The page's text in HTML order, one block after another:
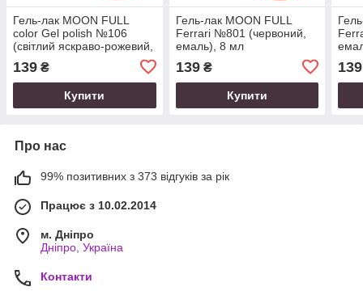
Гель-лак MOON FULL
color Gel polish №106
(світлий яскраво-рожевий,
139 ₴
Купити
Гель-лак MOON FULL
Ferrari №801 (червоний,
емаль), 8 мл
139₴
Купити
139
Про нас
99% позитивних з 373 відгуків за рік
Працює з 10.02.2014
м. Дніпро
Дніпро, Україна
Контакти